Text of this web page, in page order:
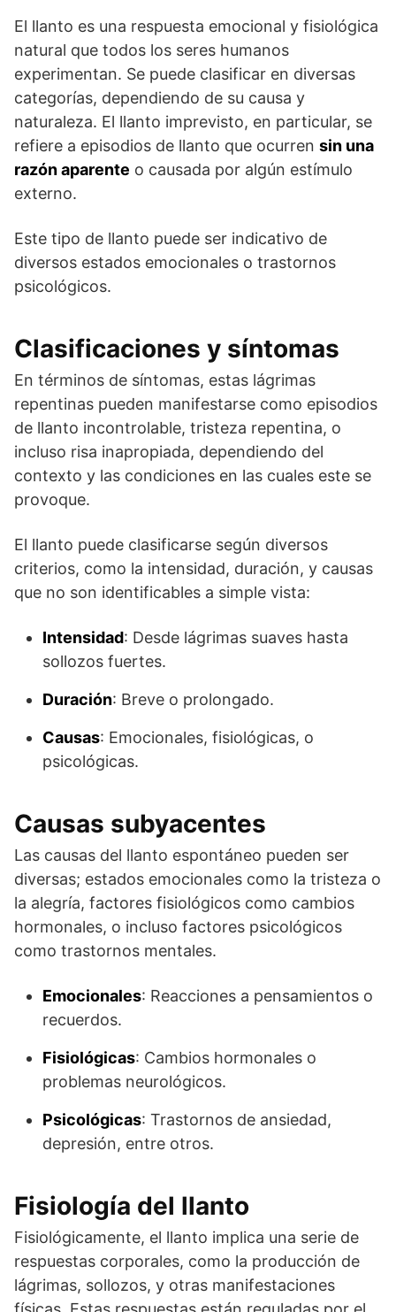
El llanto es una respuesta emocional y fisiológica
natural que todos los seres humanos
experimentan. Se puede clasificar en diversas
categorías, dependiendo de su causa y
naturaleza. El llanto imprevisto, en particular, se
refiere a episodios de llanto que ocurren sin una
razón aparente o causada por algún estímulo
externo.
Este tipo de llanto puede ser indicativo de
diversos estados emocionales o trastornos
psicológicos.
Clasificaciones y síntomas
En términos de síntomas, estas lágrimas
repentinas pueden manifestarse como episodios
de llanto incontrolable, tristeza repentina, o
incluso risa inapropiada, dependiendo del
contexto y las condiciones en las cuales este se
provoque.
El llanto puede clasificarse según diversos
criterios, como la intensidad, duración, y causas
que no son identificables a simple vista:
Intensidad: Desde lágrimas suaves hasta
sollozos fuertes.
Duración: Breve o prolongado.
Causas: Emocionales, fisiológicas, o
psicológicas.
Causas subyacentes
Las causas del llanto espontáneo pueden ser
diversas; estados emocionales como la tristeza o
la alegría, factores fisiológicos como cambios
hormonales, o incluso factores psicológicos
como trastornos mentales.
Emocionales: Reacciones a pensamientos o
recuerdos.
Fisiológicas: Cambios hormonales o
problemas neurológicos.
Psicológicas: Trastornos de ansiedad,
depresión, entre otros.
Fisiología del llanto
Fisiológicamente, el llanto implica una serie de
respuestas corporales, como la producción de
lágrimas, sollozos, y otras manifestaciones